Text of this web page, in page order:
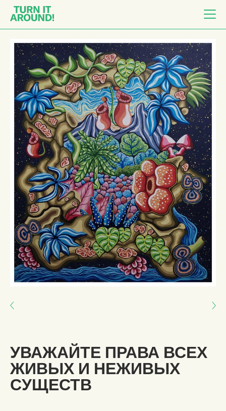
УВАЖАЙТЕ ПРАВА ВСЕХ
ЖИВЫХ И НЕЖИВЫХ
СУЩЕСТВ